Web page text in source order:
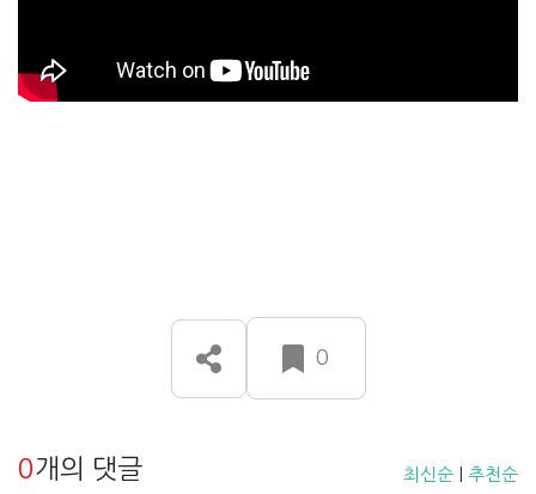
0
0개의 댓글 최신순 추천순